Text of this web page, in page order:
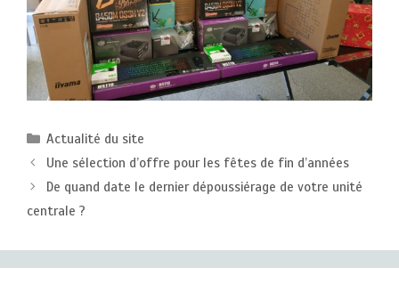
Catégories
Actualité du site
Une sélection d’offre pour les fêtes de fin d’années
De quand date le dernier dépoussiérage de votre unité
centrale ?